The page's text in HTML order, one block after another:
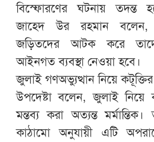
বিস্ফোরণের ঘটনায় তদন্ত
জাহেদ উর রহমান
জড়িতদের আটক করে
আইনগত ব্যবস্থা নেওয়া হবে।
জুলাই গণঅভ্যুত্থান নিয়ে
উপদেষ্টা বলেন, জুলাই নিয়ে
মন্তব্য করা অত্যন্ত
কাঠামো অনুযায়ী এটি